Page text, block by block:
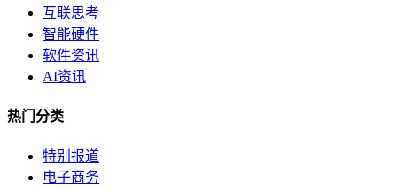
互联思考
智能硬件
软件资讯
AI资讯
热门分类
特别报道
电子商务